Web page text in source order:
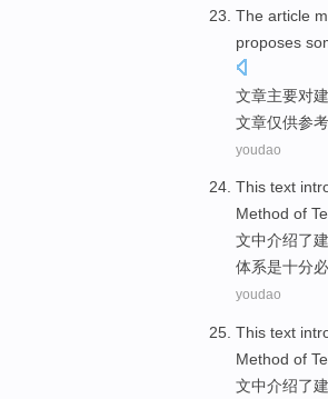
The article
proposes
文章主要对
文章仅供参考
youdao
This text
Method of
文中介绍了
体系是十分必
youdao
This text
Method of
文中介绍了